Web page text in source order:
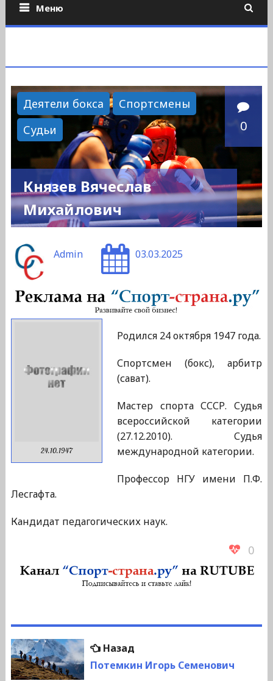
Меню
Деятели бокса
Спортсмены
Судьи
0
Князев Вячеслав
Михайлович
Admin 03.03.2025
24.10.1947
Родился 24 октября 1947 года.
Спортсмен (бокс), арбитр
(сават).
Мастер спорта СССР. Судья
всероссийской категории
(27.12.2010). Судья
международной категории.
Профессор НГУ имени П.Ф.
Лесгафта.
Кандидат педагогических наук.
0
Навигация
по
НазадПредыдущая
запись:
Потемкин Игорь Семенович